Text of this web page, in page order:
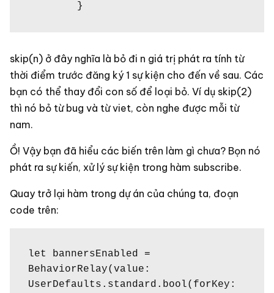
        }
skip(n) ở đây nghĩa là bỏ đi n giá trị phát ra tính từ
thời điểm trước đăng ký 1 sự kiện cho đến về sau. Các
bạn có thể thay đổi con số để loại bỏ. Ví dụ skip(2)
thì nó bỏ từ bug và từ viet, còn nghe được mỗi từ
nam.
Ồ! Vậy bạn đã hiểu các biến trên làm gì chưa? Bọn nó
phát ra sự kiến, xử lý sự kiện trong hàm subscribe.
Quay trở lại hàm trong dự án của chúng ta, đoạn
code trên:
let bannersEnabled =
BehaviorRelay(value:
UserDefaults.standard.bool(forKey: